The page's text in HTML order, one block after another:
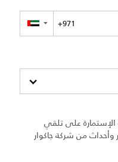
▼
على تلقي
من شركة جاكوار